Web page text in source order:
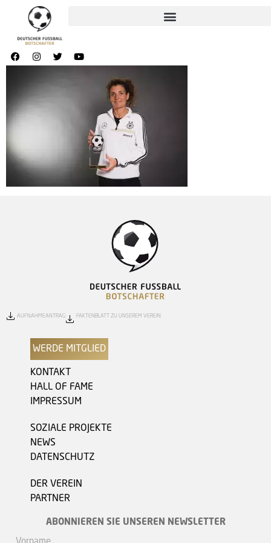
AUFNAHMEANTRAG FAKTENBLATT ZU UNSEREM VEREIN
WERDE MITGLIED
KONTAKT
HALL OF FAME
IMPRESSUM
SOZIALE PROJEKTE
NEWS
DATENSCHUTZ
DER VEREIN
PARTNER
ABONNIEREN SIE UNSEREN NEWSLETTER